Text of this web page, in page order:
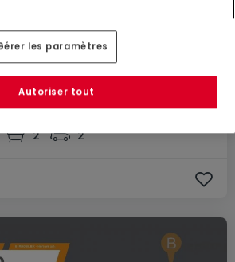
4 chambresà vendre
2 2
les paramètres
Autoriser tout